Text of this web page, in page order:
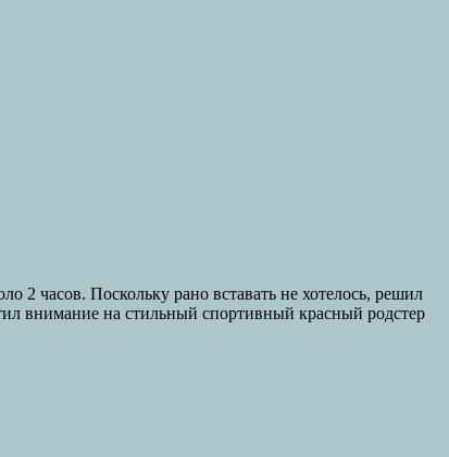
2 часов. Поскольку рано вставать не хотелось, решил
внимание на стильный спортивный красный родстер